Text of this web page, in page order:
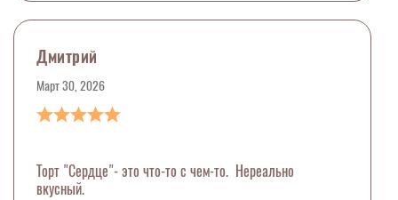
Дмитрий
Март 30, 2026
Торт "Сердце"- это что-то с чем-то. Нереально
вкусный.